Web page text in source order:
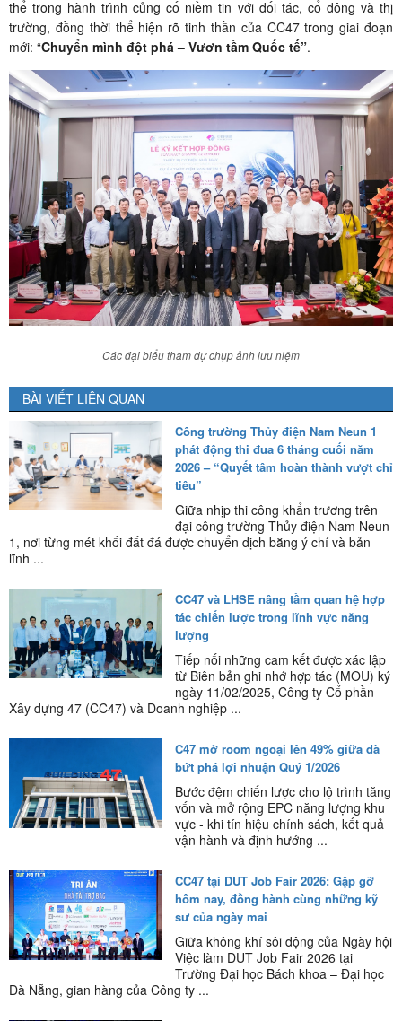
thể trong hành trình củng cố niềm tin với đối tác, cổ đông và thị
trường, đồng thời thể hiện rõ tinh thần của CC47 trong giai đoạn
mới: “Chuyển mình đột phá – Vươn tầm Quốc tế”.
Các đại biểu tham dự chụp ảnh lưu niệm
BÀI VIẾT LIÊN QUAN
Công trường Thủy điện Nam Neun 1
phát động thi đua 6 tháng cuối năm
2026 – “Quyết tâm hoàn thành vượt chỉ
tiêu”
Giữa nhịp thi công khẩn trương trên
đại công trường Thủy điện Nam Neun
1, nơi từng mét khối đất đá được chuyển dịch bằng ý chí và bản
lĩnh ...
CC47 và LHSE nâng tầm quan hệ hợp
tác chiến lược trong lĩnh vực năng
lượng
Tiếp nối những cam kết được xác lập
từ Biên bản ghi nhớ hợp tác (MOU) ký
ngày 11/02/2025, Công ty Cổ phần
Xây dựng 47 (CC47) và Doanh nghiệp ...
C47 mở room ngoại lên 49% giữa đà
bứt phá lợi nhuận Quý 1/2026
Bước đệm chiến lược cho lộ trình tăng
vốn và mở rộng EPC năng lượng khu
vực - khi tín hiệu chính sách, kết quả
vận hành và định hướng ...
CC47 tại DUT Job Fair 2026: Gặp gỡ
hôm nay, đồng hành cùng những kỹ
sư của ngày mai
Giữa không khí sôi động của Ngày hội
Việc làm DUT Job Fair 2026 tại
Trường Đại học Bách khoa – Đại học
Đà Nẵng, gian hàng của Công ty ...